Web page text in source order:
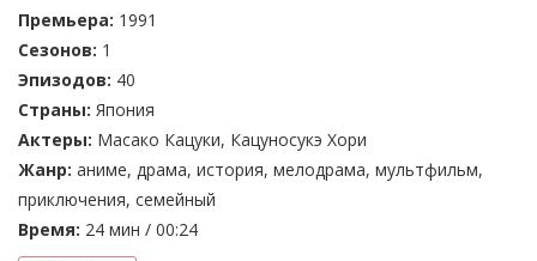
Премьера: 1991
Сезонов: 1
Эпизодов: 40
Страны: Япония
Актеры: Масако Кацуки, Кацуносукэ Хори
Жанр: аниме, драма, история, мелодрама, мультфильм,
приключения, семейный
Время: 24 мин / 00:24